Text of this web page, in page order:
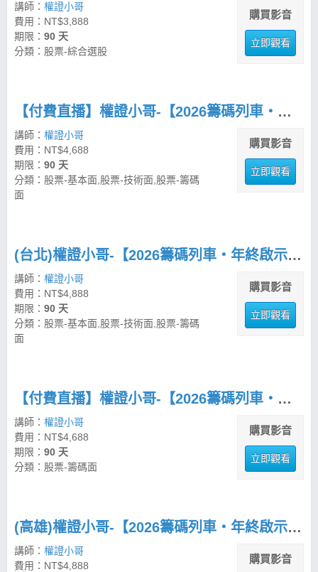
講師： 權證小哥
費用：NT$3,888
期限： 90 天
分類：股票-綜合選股
購買影音
立即觀看
【付費直播】權證小哥-【2026籌碼列車・年終啟示錄】 策略先機佈局思路
講師： 權證小哥
費用：NT$4,688
期限： 90 天
分類：股票-基本面,股票-技術面,股票-籌碼
面
購買影音
立即觀看
(台北)權證小哥-【2026籌碼列車・年終啟示錄】 策略先機佈局思路
講師： 權證小哥
費用：NT$4,888
期限： 90 天
分類：股票-基本面,股票-技術面,股票-籌碼
面
購買影音
立即觀看
【付費直播】權證小哥-【2026籌碼列車・年終啟示錄】 策略先機佈局思路
講師： 權證小哥
費用：NT$4,688
期限： 90 天
分類：股票-籌碼面
購買影音
立即觀看
(高雄)權證小哥-【2026籌碼列車・年終啟示錄】 策略先機佈局思路
講師： 權證小哥
費用：NT$4,888
購買影音